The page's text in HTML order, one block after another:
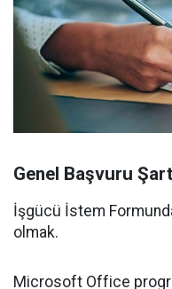
Genel Başvuru
İşgücü İstem
olmak.
Microsoft Office